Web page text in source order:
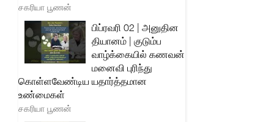
சகரியா பூணன்
பிப்ரவரி 02 | அனுதின
தியானம் | குடும்ப
வாழ்க்கையில் கணவன்
மனைவி புரிந்து
கொள்ளவேண்டிய யதார்த்தமான
உண்மைகள்
சகரியா பூணன்